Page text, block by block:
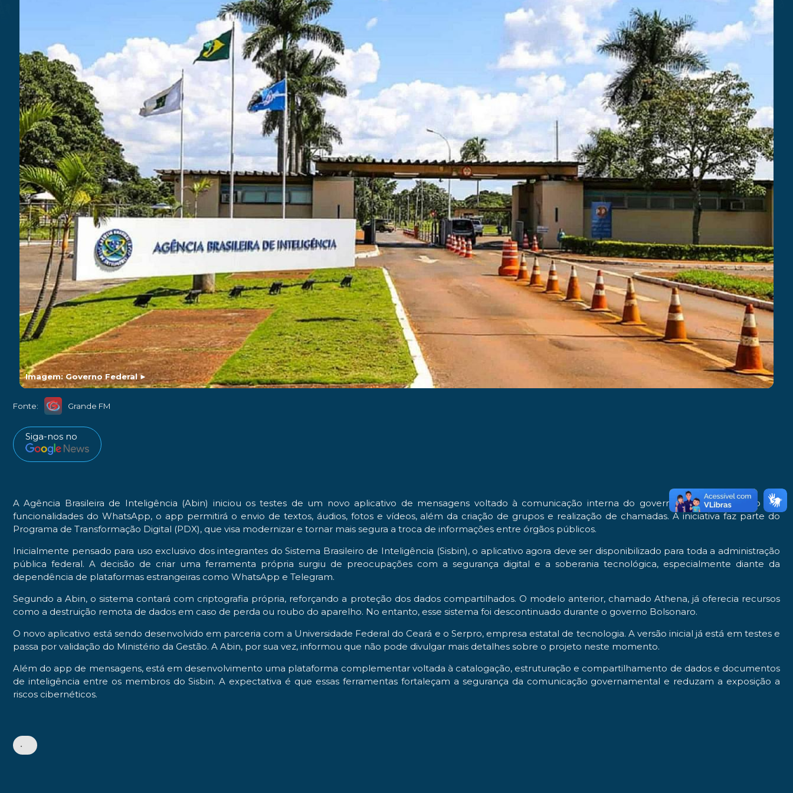
Imagem: Governo Federal►
Fonte: Grande FM
Siga-nos no
A Agência Brasileira de Inteligência (Abin) iniciou os testes de um novo aplicativo de mensagens voltado à comunicação interna do governo federal. Inspirado nas
funcionalidades do WhatsApp, o app permitirá o envio de textos, áudios, fotos e vídeos, além da criação de grupos e realização de chamadas. A iniciativa faz parte do
Programa de Transformação Digital (PDX), que visa modernizar e tornar mais segura a troca de informações entre órgãos públicos.
Inicialmente pensado para uso exclusivo dos integrantes do Sistema Brasileiro de Inteligência (Sisbin), o aplicativo agora deve ser disponibilizado para toda a administração
pública federal. A decisão de criar uma ferramenta própria surgiu de preocupações com a segurança digital e a soberania tecnológica, especialmente diante da
dependência de plataformas estrangeiras como WhatsApp e Telegram.
Segundo a Abin, o sistema contará com criptografia própria, reforçando a proteção dos dados compartilhados. O modelo anterior, chamado Athena, já oferecia recursos
como a destruição remota de dados em caso de perda ou roubo do aparelho. No entanto, esse sistema foi descontinuado durante o governo Bolsonaro.
O novo aplicativo está sendo desenvolvido em parceria com a Universidade Federal do Ceará e o Serpro, empresa estatal de tecnologia. A versão inicial já está em testes e
passa por validação do Ministério da Gestão. A Abin, por sua vez, informou que não pode divulgar mais detalhes sobre o projeto neste momento.
Além do app de mensagens, está em desenvolvimento uma plataforma complementar voltada à catalogação, estruturação e compartilhamento de dados e documentos
de inteligência entre os membros do Sisbin. A expectativa é que essas ferramentas fortaleçam a segurança da comunicação governamental e reduzam a exposição a
riscos cibernéticos.
•